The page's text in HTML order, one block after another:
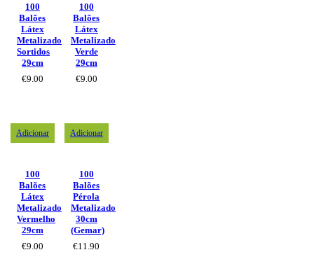
100
Balões
Látex
Metalizado
Sortidos
29cm
€9.00
100
Balões
Látex
Metalizado
Verde
29cm
€9.00
Adicionar
100
Balões
Látex
Metalizado
Vermelho
29cm
€9.00
Adicionar
100
Balões
Pérola
Metalizado
30cm
(Gemar)
€11.90